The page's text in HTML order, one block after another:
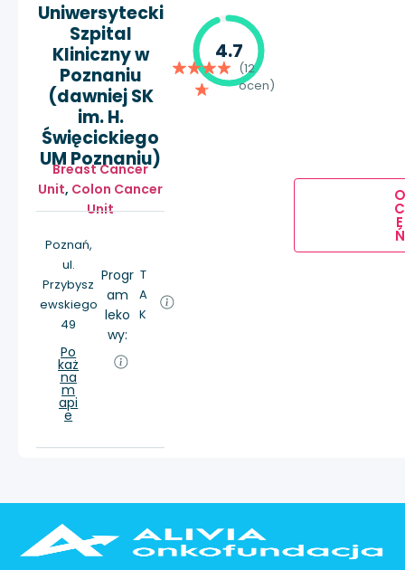
Uniwersytecki
Szpital
Kliniczny w
Poznaniu
(dawniej SK
im. H.
Święcickiego
UM Poznaniu)
Breast Cancer
Unit, Colon Cancer
Unit
Poznań,
ul.
Przybysz
ewskiego
49
Po
każ
na
m
api
e
Progr
am
leko
wy:
T
A
K
4.7
(12
ocen)
O
C
E
Ń